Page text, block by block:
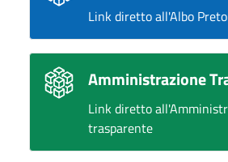
Link diretto all'Albo
Amministrazione
Link diretto
trasparente